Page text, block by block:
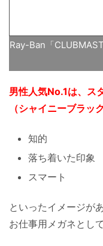
Ray-Ban「
男性人気No.1は、ス
（シャイニーブラッ
知的
落ち着いた印象
スマート
といったイメージが
お仕事用メガネとし